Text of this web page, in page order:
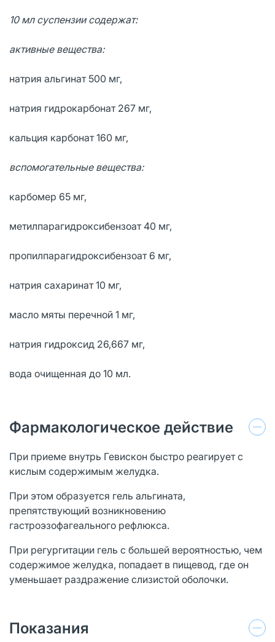
10 мл суспензии содержат:
активные вещества:
натрия альгинат 500 мг,
натрия гидрокарбонат 267 мг,
кальция карбонат 160 мг,
вспомогательные вещества:
карбомер 65 мг,
метилпарагидроксибензоат 40 мг,
пропилпарагидроксибензоат 6 мг,
натрия сахаринат 10 мг,
масло мяты перечной 1 мг,
натрия гидроксид 26,667 мг,
вода очищенная до 10 мл.
Фармакологическое действие
При приеме внутрь Гевискон быстро реагирует с
кислым содержимым желудка.
При этом образуется гель альгината,
препятствующий возникновению
гастроэзофагеального рефлюкса.
При регургитации гель с большей вероятностью, чем
содержимое желудка, попадает в пищевод, где он
уменьшает раздражение слизистой оболочки.
Показания